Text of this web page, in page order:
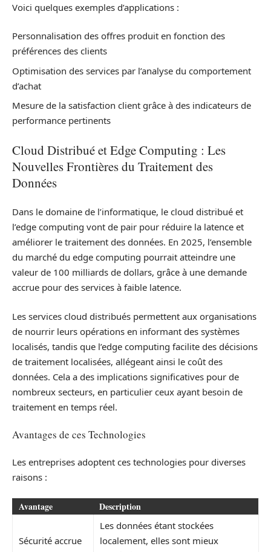
Voici quelques exemples d’applications :
Personnalisation des offres produit en fonction des
préférences des clients
Optimisation des services par l’analyse du comportement
d’achat
Mesure de la satisfaction client grâce à des indicateurs de
performance pertinents
Cloud Distribué et Edge Computing : Les
Nouvelles Frontières du Traitement des
Données
Dans le domaine de l’informatique, le cloud distribué et
l’edge computing vont de pair pour réduire la latence et
améliorer le traitement des données. En 2025, l’ensemble
du marché du edge computing pourrait atteindre une
valeur de 100 milliards de dollars, grâce à une demande
accrue pour des services à faible latence.
Les services cloud distribués permettent aux organisations
de nourrir leurs opérations en informant des systèmes
localisés, tandis que l’edge computing facilite des décisions
de traitement localisées, allégeant ainsi le coût des
données. Cela a des implications significatives pour de
nombreux secteurs, en particulier ceux ayant besoin de
traitement en temps réel.
Avantages de ces Technologies
Les entreprises adoptent ces technologies pour diverses
raisons :
Avantage Description
Sécurité accrue
Les données étant stockées
localement, elles sont mieux